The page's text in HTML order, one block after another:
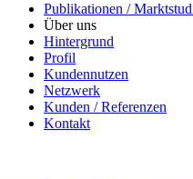
Publikationen /
Über uns
Hintergrund
Profil
Kundennutzen
Netzwerk
Kunden / Referenzen
Kontakt